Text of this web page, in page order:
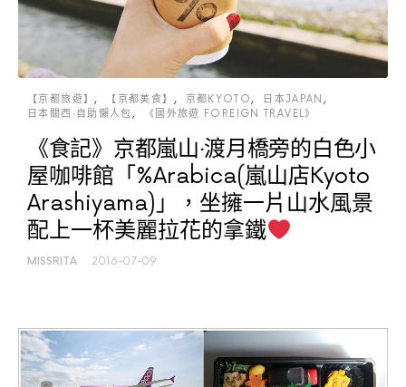
【京都旅遊】 【京都美食】 京都KYOTO
日本JAPAN
日本關西‧自助懶人包
《國外旅遊 FOREIGN TRAVEL》
《食記》京都嵐山‧渡月橋旁的白色小
屋咖啡館「%Arabica(嵐山店Kyoto
Arashiyama)」，坐擁一片山水風景
配上一杯美麗拉花的拿鐵
MISSRITA 2016-07-09